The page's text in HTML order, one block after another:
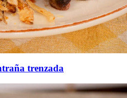
trenzada